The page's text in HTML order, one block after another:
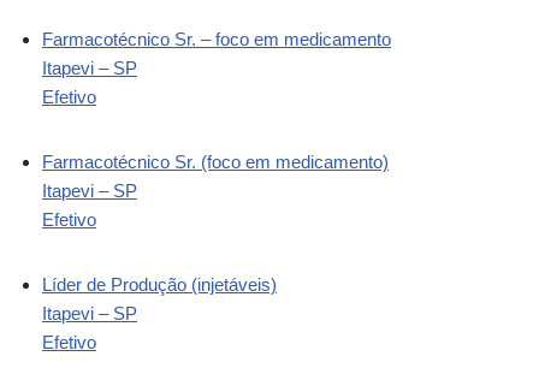
Farmacotécnico Sr. – foco em medicamento
Itapevi – SP
Efetivo
Farmacotécnico Sr. (foco em medicamento)
Itapevi – SP
Efetivo
Líder de Produção (injetáveis)
Itapevi – SP
Efetivo